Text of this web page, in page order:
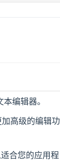
编辑器。
高级的编辑功
合您的应用程